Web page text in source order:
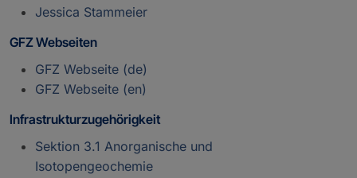
Jessica Stammeier
GFZ Webseiten
GFZ Webseite (de)
GFZ Webseite (en)
Infrastrukturzugehörigkeit
Sektion 3.1 Anorganische und
Isotopengeochemie